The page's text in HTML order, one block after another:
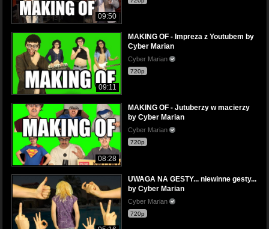
09:50
09:11
MAKING OF - Impreza z Youtubem by
Cyber Marian
Cyber Marian
720p
08:28
MAKING OF - Jutuberzy w macierzy
by Cyber Marian
Cyber Marian
720p
UWAGA NA GESTY... niewinne gesty...
by Cyber Marian
Cyber Marian
720p